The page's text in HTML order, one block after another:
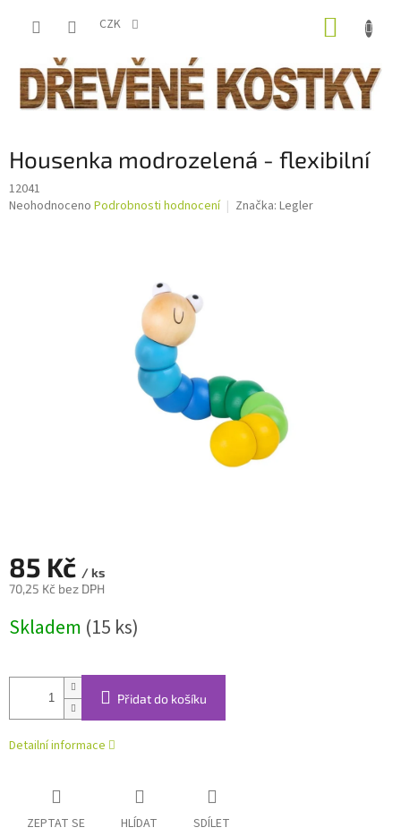
CZK
Housenka modrozelená - flexibilní
12041
Průměrné
Neohodnoceno Podrobnosti hodnocení Značka: Legler
85 Kč / ks
70,25 Kč bez DPH
cena:
Skladem (15 ks)
Přidat do košíku
Detailní informace
ZEPTAT SE HLÍDAT SDÍLET